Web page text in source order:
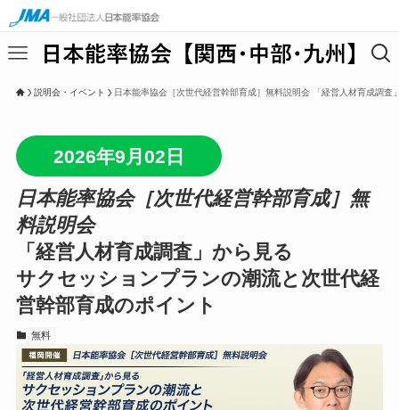
説明会・イベント 日本能率協会［次世代経営幹部育成］無料説明会 「経営人材育成調
2026年9月02日
日本能率協会［次世代経営幹部育成］無
料説明会
「経営人材育成調査」から見る
サクセッションプランの潮流と次世代経
営幹部育成のポイント
無料